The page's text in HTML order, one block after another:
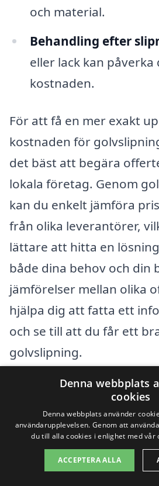
och material.
Behandling efter
eller lack kan påverka
kostnaden.
För att få en mer exakt
kostnaden för
det bäst att begära
lokala företag. Genom
kan du enkelt jämföra
från olika leverantörer,
lättare att hitta en
både dina behov och din
jämförelser mellan olika
hjälpa dig att fatta ett
och se till att du får ett
golvslipning.
Få 3 erbjudanden,
förpliktelser
Denna webbplats
cookies
Denna webbplats använder
användarupplevelsen. Genom att
du till alla cookies i enlighet med vår
ACCEPTERA ALLA